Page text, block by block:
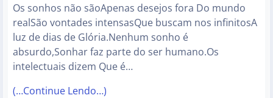
Os sonhos não sãoApenas desejos fora Do mundo
realSão vontades intensasQue buscam nos infinitosA
luz de dias de Glória.Nenhum sonho é
absurdo,Sonhar faz parte do ser humano.Os
intelectuais dizem Que é…
(…Continue Lendo…)